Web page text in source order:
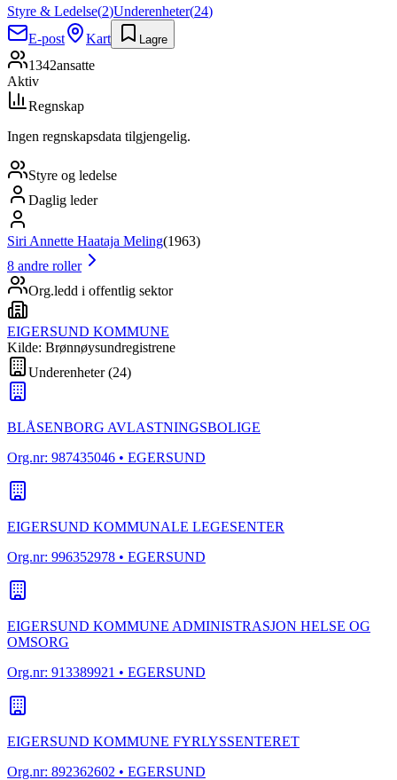
Styre & Ledelse(2)Underenheter(24)
E-post
Kart Lagre
1342ansatte
Aktiv
Regnskap
Ingen regnskapsdata tilgjengelig.
Styre og ledelse
Daglig leder
Siri Annette Haataja Meling(1963)
8 andre roller
Org.ledd i offentlig sektor
EIGERSUND KOMMUNE
Kilde: Brønnøysundregistrene
Underenheter(24)
BLÅSENBORG AVLASTNINGSBOLIGE
Org.nr: 987435046 • EGERSUND
EIGERSUND KOMMUNALE LEGESENTER
Org.nr: 996352978 • EGERSUND
EIGERSUND KOMMUNE ADMINISTRASJON HELSE OG
OMSORG
Org.nr: 913389921 • EGERSUND
EIGERSUND KOMMUNE FYRLYSSENTERET
Org.nr: 892362602 • EGERSUND